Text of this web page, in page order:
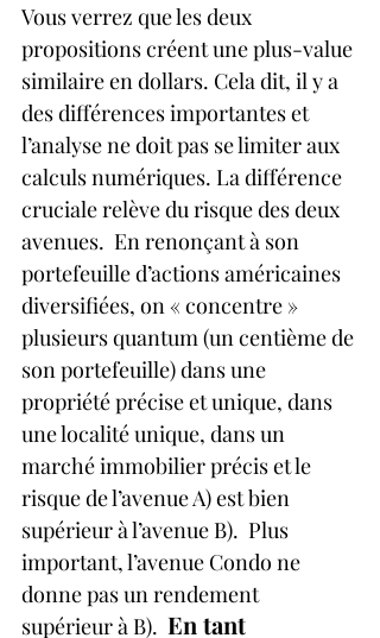
Vous verrez que les deux
propositions créent une plus-value
similaire en dollars. Cela dit, il y a
des différences importantes et
l’analyse ne doit pas se limiter aux
calculs numériques. La différence
cruciale relève du risque des deux
avenues.  En renonçant à son
portefeuille d’actions américaines
diversifiées, on « concentre »
plusieurs quantum (un centième de
son portefeuille) dans une
propriété précise et unique, dans
une localité unique, dans un
marché immobilier précis et le
risque de l’avenue A) est bien
supérieur à l’avenue B).  Plus
important, l’avenue Condo ne
donne pas un rendement
supérieur à B). En tant